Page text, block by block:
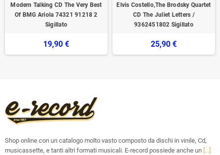
Modern Talking CD The Very Best
Of BMG Ariola 74321 91218 2
Sigillato
19,90 €
Elvis Costello,The Brodsky Quartet
CD The Juliet Letters /
9362451802 Sigillato
25,90 €
Shop online con un catalogo molto vasto composto da dischi in vinile, Cd,
musicassette, e tanti altri formati musicali. E-record possiede anche un [...]